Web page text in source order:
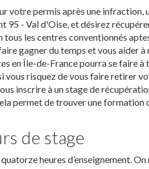
votre permis après une infraction,
- Val d'Oise, et désirez
les centres conventionnés
gagner du temps et vous aider à
en Île-de-France pourra se faire
vous risquez de vous faire retirer
inscrire à un stage de
permet de trouver une
de stage
heures d’enseignement.